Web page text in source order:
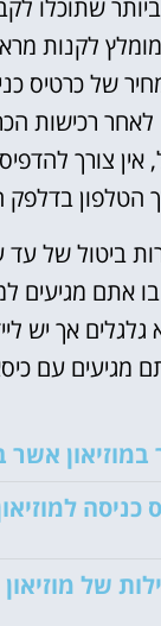
שתוכלו
לקנות
של כרטיס
רכישות
אין צורך
בדלפק
ביטול של עד
אתם מגיעים
גלגלים אך יש
מגיעים עם
אשר
כניסה
של